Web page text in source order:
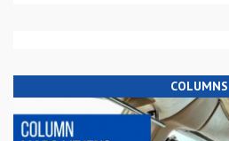
COLUMNS